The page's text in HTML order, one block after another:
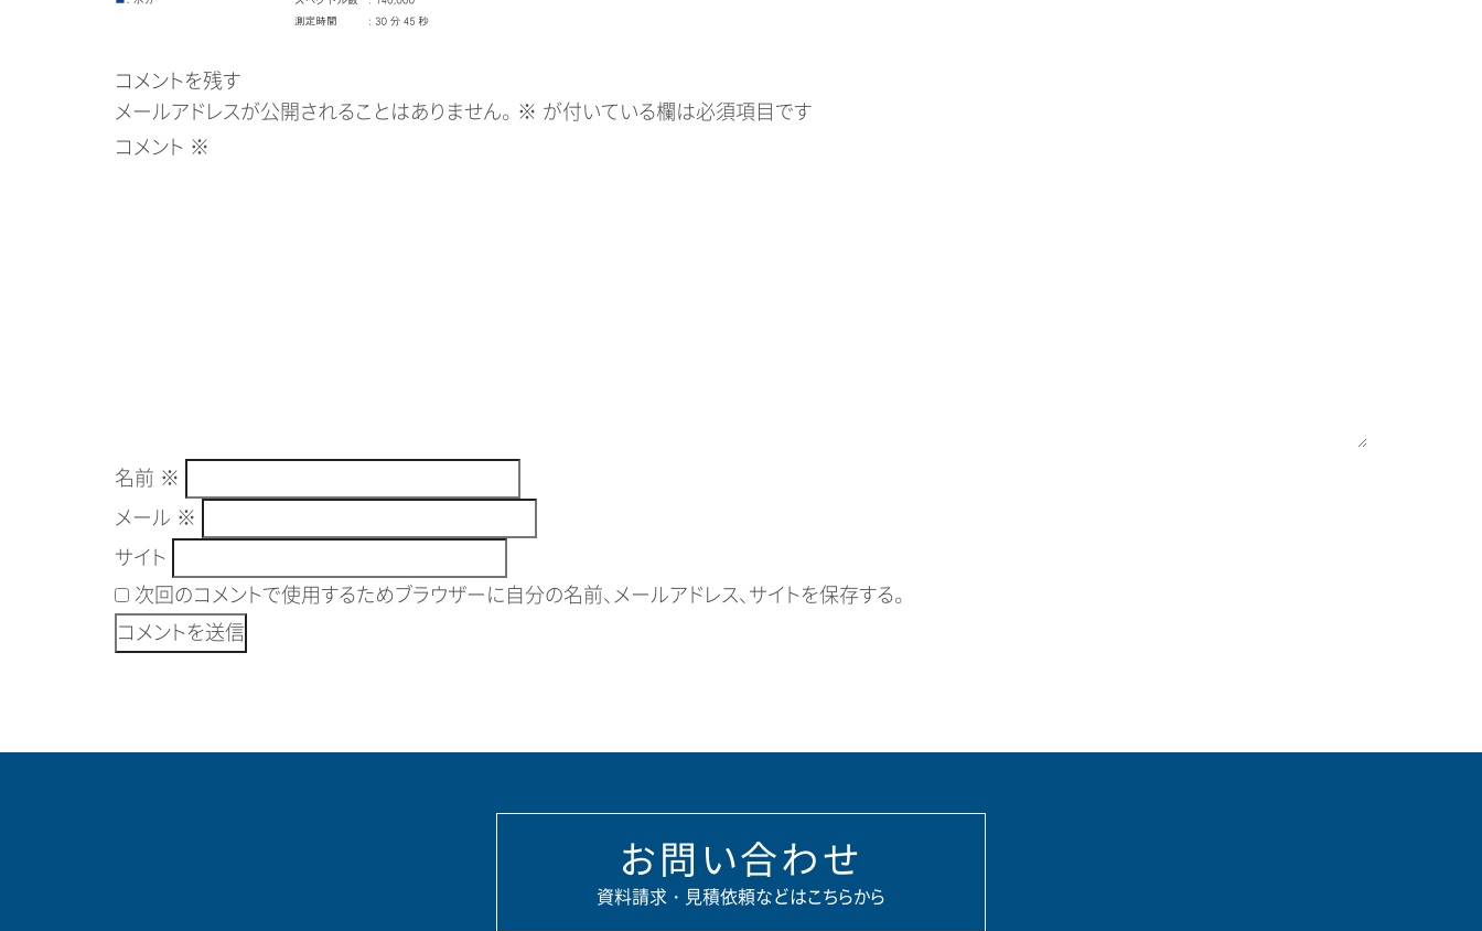
コメントを残す
メールアドレスが公開されることはありません。 ※ が付いている欄は必須項目です
コメント ※
名前 ※
メール ※
サイト
次回のコメントで使用するためブラウザーに自分の名前、メールアドレス、サイトを保存する。
お問い合わせ
資料請求・見積依頼などはこちらから